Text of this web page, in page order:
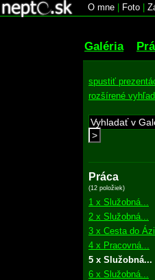
O mne Foto
Galéria
spustiť
rozšírené
>
Práca
(12 položiek)
1 x Služobná...
2 x Služobná...
3 x Cesta do
4 x Pracovná...
5 x Služobná...
6 x Služobná...